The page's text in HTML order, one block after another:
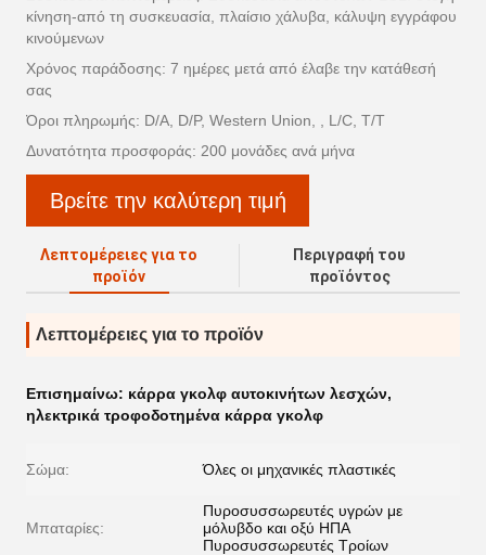
κίνηση-από τη συσκευασία, πλαίσιο χάλυβα, κάλυψη εγγράφου
κινούμενων
Χρόνος παράδοσης: 7 ημέρες μετά από έλαβε την κατάθεσή
σας
Όροι πληρωμής: D/A, D/P, Western Union, , L/C, T/T
Δυνατότητα προσφοράς: 200 μονάδες ανά μήνα
Βρείτε την καλύτερη τιμή
Λεπτομέρειες για το
προϊόν
Περιγραφή του
προϊόντος
Λεπτομέρειες για το προϊόν
Επισημαίνω: κάρρα γκολφ αυτοκινήτων λεσχών,
ηλεκτρικά τροφοδοτημένα κάρρα γκολφ
Σώμα: Όλες οι μηχανικές πλαστικές
Μπαταρίες:
Πυροσυσσωρευτές υγρών με
μόλυβδο και οξύ ΗΠΑ
Πυροσυσσωρευτές Τροίων